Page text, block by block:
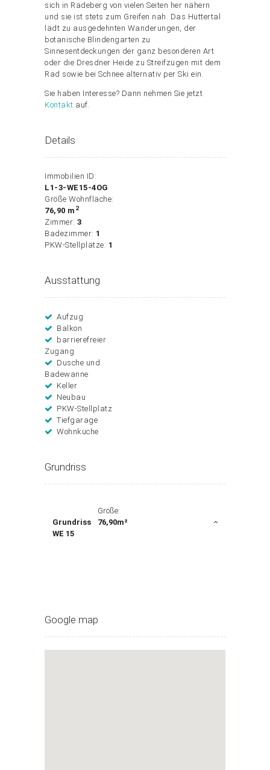
sich in Radeberg von vielen Seiten her nähern
und sie ist stets zum Greifen nah. Das Hüttertal
lädt zu ausgedehnten Wanderungen, der
botanische Blindengarten zu
Sinnesentdeckungen der ganz besonderen Art
oder die Dresdner Heide zu Streifzügen mit dem
Rad sowie bei Schnee alternativ per Ski ein.
Sie haben Interesse? Dann nehmen Sie jetzt
Kontakt auf.
Details
Immobilien ID:
L1-3-WE15-4OG
Größe Wohnfläche:
76,90 m 2
Zimmer: 3
Badezimmer: 1
PKW-Stellplätze: 1
Ausstattung
Aufzug
Balkon
barrierefreier
Zugang
Dusche und
Badewanne
Keller
Neubau
PKW-Stellplatz
Tiefgarage
Wohnküche
Grundriss
Grundriss
WE 15
Größe:
76,90m²
Google map